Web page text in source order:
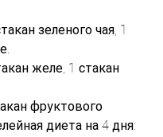
зеленого чая, 1
желе, 1 стакан
фруктового
диета на 4 дня: